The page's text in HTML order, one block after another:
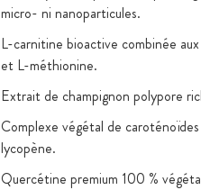
micro- ni nanoparticules.
L-carnitine bioactive combinée
et L-méthionine.
Extrait de champignon polypore
Complexe végétal de
lycopène.
Quercétine premium 100 %